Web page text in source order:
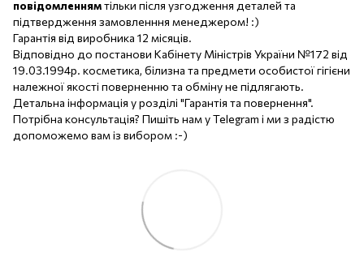
повідомленнямтільки після узгодження деталей та
підтвердження замовленння менеджером! :)
Гарантія від виробника 12 місяців.
Відповідно до постанови Кабінету Міністрів України №172 від
19.03.1994р. косметика, білизна та предмети особистої гігієни
належної якості поверненню та обміну не підлягають.
Детальна інформація у розділі "Гарантія та повернення".
Потрібна консультація? Пишіть нам у Telegram і ми з радістю
допоможемо вам із вибором :-)